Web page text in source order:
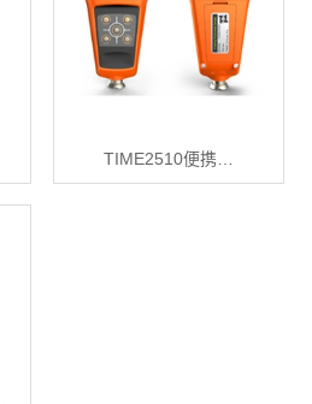
TIME2510便携…